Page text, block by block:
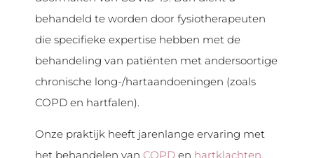
behandeld te worden door fysiotherapeuten
die specifieke expertise hebben met de
behandeling van patiënten met andersoortige
chronische long-/hartaandoeningen (zoals
COPD en hartfalen).
Onze praktijk heeft jarenlange ervaring met
het behandelen van COPD en hartklachten.